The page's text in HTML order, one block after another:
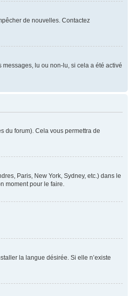
de nouvelles. Contactez
lu ou non-lu, si cela a été activé
du forum). Cela vous permettra de
Paris, New York, Sydney, etc.) dans le
moment pour le faire.
la langue désirée. Si elle n’existe